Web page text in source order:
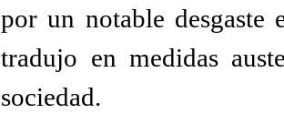
por un notable desgaste
tradujo en medidas
sociedad.